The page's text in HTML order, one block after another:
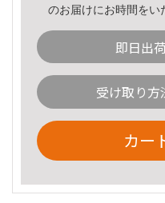
のお届けにお時間をい
即日出
受け取り方
カー